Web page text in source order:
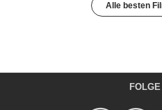
Alle besten